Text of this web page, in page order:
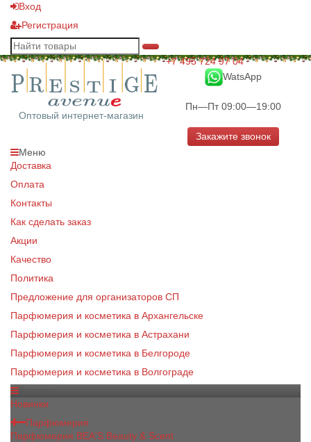
Вход
Регистрация
Оптовый интернет-магазин
+7 495 724 97 04
WatsApp
Пн—Пт 09:00—19:00
Закажите звонок
Меню
Доставка
Оплата
Контакты
Как сделать заказ
Акции
Качество
Политика
Предложение для организаторов СП
Парфюмерия и косметика в Архангельске
Парфюмерия и косметика в Астрахани
Парфюмерия и косметика в Белгороде
Парфюмерия и косметика в Волгограде
Новинки
Парфюмерия
Парфюмерия BEA'S Beauty & Scent